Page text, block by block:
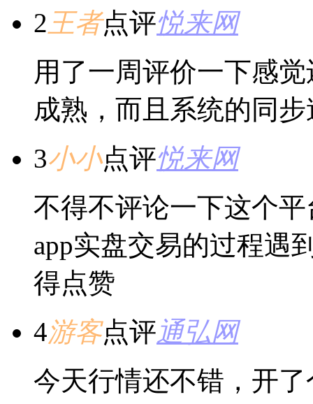
2 王者点评悦来网
用了一周评价一下感
成熟，而且系统的同
3小小点评悦来网
不得不评论一下这个
app实盘交易的过程遇
得点赞
4游客点评通弘网
今天行情还不错，开